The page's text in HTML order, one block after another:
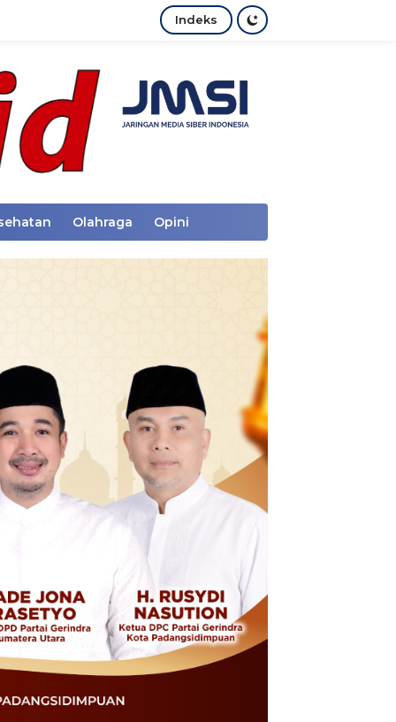
Indeks
Olahraga Opini